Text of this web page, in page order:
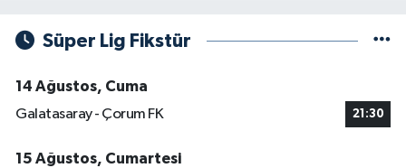
Süper Lig Fikstür
14 Ağustos, Cuma
Galatasaray - Çorum FK
21:30
15 Ağustos, Cumartesi